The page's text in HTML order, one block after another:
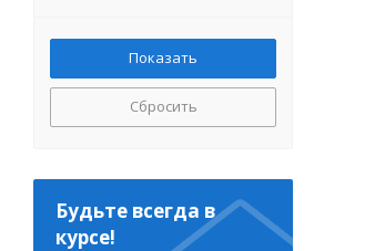
Сбросить
Будьте всегда в
курсе!